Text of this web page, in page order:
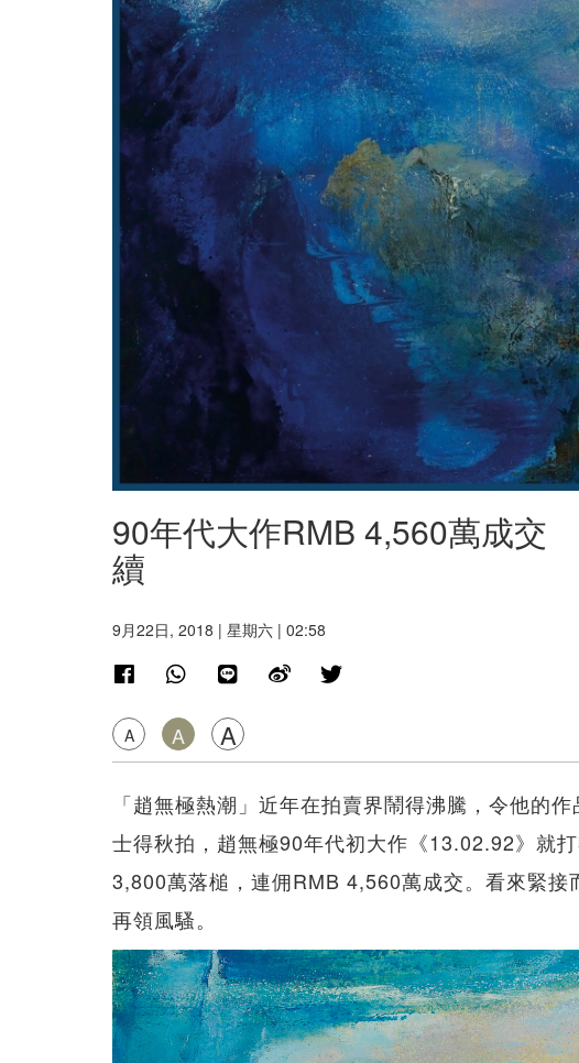
90年代大作RMB 4,560萬成交
續
9月22日, 2018 | 星期六 | 02:58
A A A
「趙無極熱潮」近年在拍賣界鬧得沸騰，令他的
士得秋拍，趙無極90年代初大作《13.02.92》就
3,800萬落槌，連佣RMB 4,560萬成交。看來緊接
再領風騷。